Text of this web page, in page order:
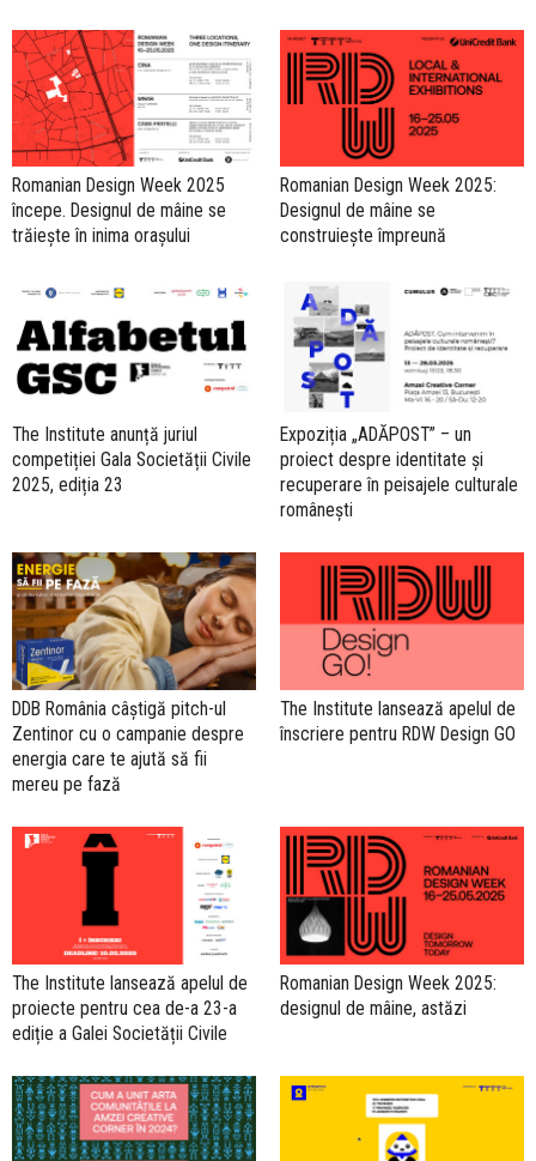
Romanian Design Week 2025
începe. Designul de mâine se
trăiește în inima orașului
Romanian Design Week 2025:
Designul de mâine se
construiește împreună
The Institute anunță juriul
competiției Gala Societății Civile
2025, ediția 23
Expoziția „ADĂPOST” – un
proiect despre identitate și
recuperare în peisajele culturale
românești
DDB România câștigă pitch-ul
Zentinor cu o campanie despre
energia care te ajută să fii
mereu pe fază
The Institute lansează apelul de
înscriere pentru RDW Design GO
The Institute lansează apelul de
proiecte pentru cea de-a 23-a
ediție a Galei Societății Civile
Romanian Design Week 2025:
designul de mâine, astăzi